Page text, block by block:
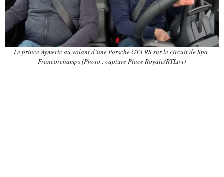
Le prince Aymeric au volant d’une Porsche GT3 RS sur le circuit de Spa-
Francorchamps (Photo : capture Place Royale/RTLtvi)